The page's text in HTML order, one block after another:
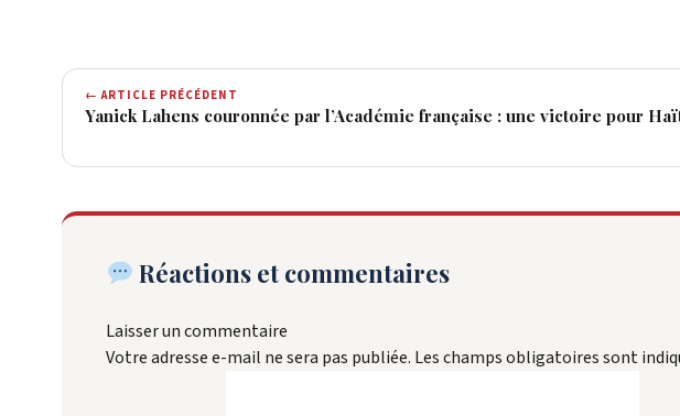
← ARTICLE PRÉCÉDENT
Yanick Lahens couronnée par l’Académie française : une victoire pour
Réactions et commentaires
Laisser un commentaire
Votre adresse e-mail ne sera pas publiée. Les champs obligatoires sont